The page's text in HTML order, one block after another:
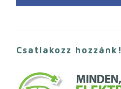
Csatlakozz hozzánk!